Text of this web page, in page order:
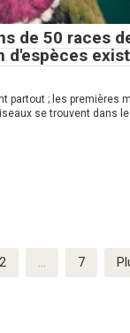
de 50 races
d'espèces
partout ; les premières
se trouvent dans
2 … 7